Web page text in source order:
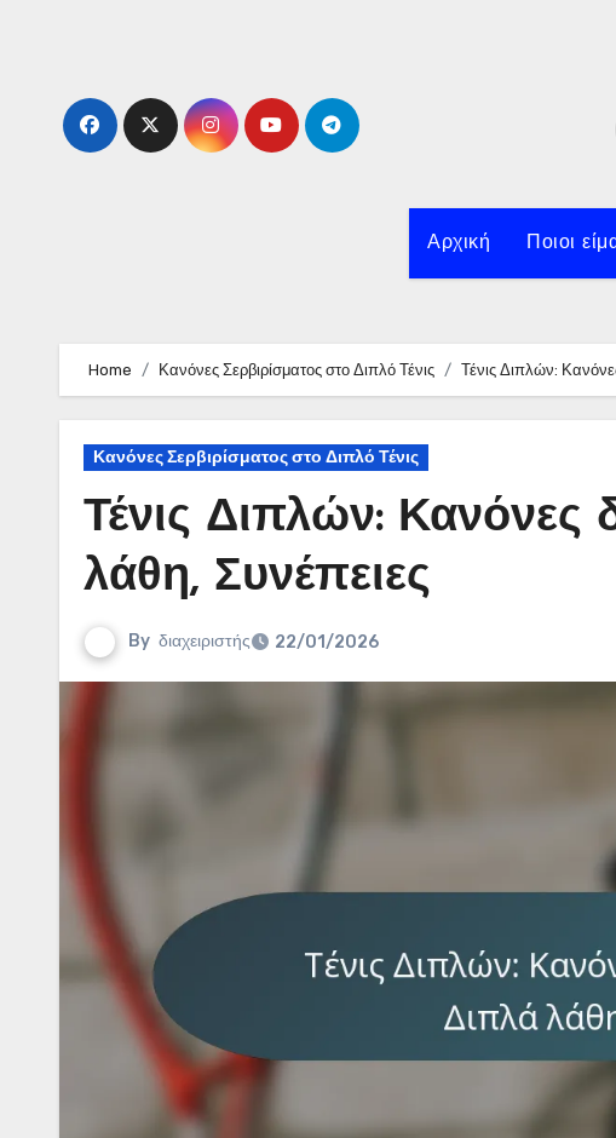
Αρχική Ποιοι
Home Κανόνες Σερβιρίσματος στο Διπλό Τένις Τένις Διπλών:
Κανόνες Σερβιρίσματος στο Διπλό Τένις
Τένις Διπλών: Κανόνες
λάθη, Συνέπειες
By διαχειριστής 22/01/2026